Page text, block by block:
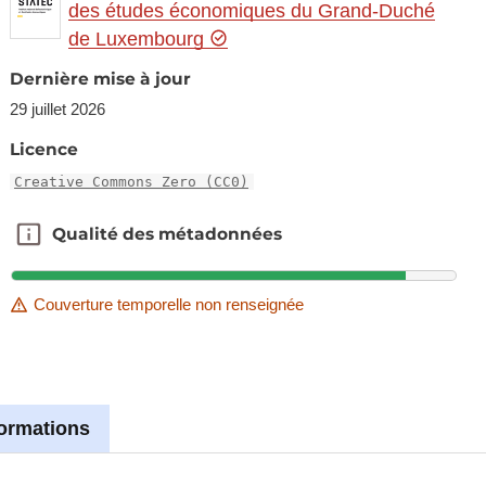
des études économiques du Grand-Duché
de Luxembourg
Dernière mise à jour
29 juillet 2026
Licence
Creative Commons Zero (CC0)
Qualité des métadonnées
Qualité des métadonnées
Couverture temporelle non renseignée